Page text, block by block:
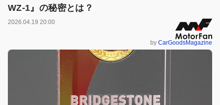
WZ-1』の秘密とは？
2026.04.19 20:00
by CarGoodsMagazine